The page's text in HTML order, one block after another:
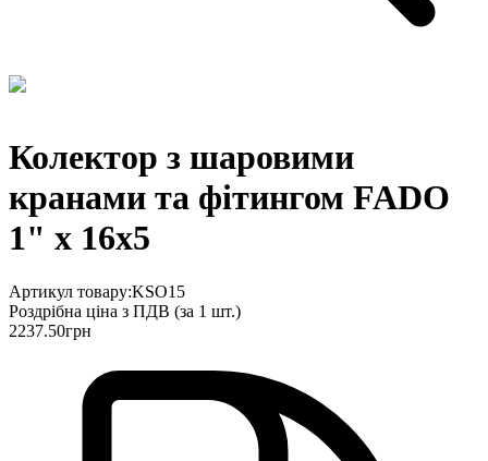
Колектор з шаровими
кранами та фітингом FADO
1" x 16x5
Артикул товару:KSO15
Роздрібна ціна з ПДВ (за 1 шт.)
2237.50грн